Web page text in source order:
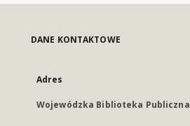
DANE KONTAKTOWE
Adres
Wojewódzka Biblioteka Publiczna